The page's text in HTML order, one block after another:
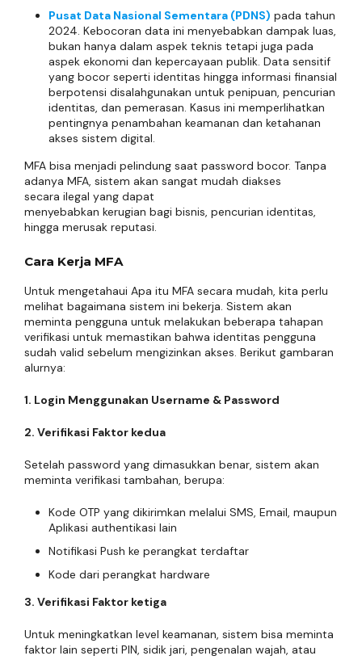
Pusat Data Nasional Sementara (PDNS) pada tahun
2024. Kebocoran data ini menyebabkan dampak luas,
bukan hanya dalam aspek teknis tetapi juga pada
aspek ekonomi dan kepercayaan publik. Data sensitif
yang bocor seperti identitas hingga informasi finansial
berpotensi disalahgunakan untuk penipuan, pencurian
identitas, dan pemerasan. Kasus ini memperlihatkan
pentingnya penambahan keamanan dan ketahanan
akses sistem digital.
MFA bisa menjadi pelindung saat password bocor. Tanpa
adanya MFA, sistem akan sangat mudah diakses
secara ilegal yang dapat
menyebabkan kerugian bagi bisnis, pencurian identitas,
hingga merusak reputasi.
Cara Kerja MFA
Untuk mengetahaui Apa itu MFA secara mudah, kita perlu
melihat bagaimana sistem ini bekerja. Sistem akan
meminta pengguna untuk melakukan beberapa tahapan
verifikasi untuk memastikan bahwa identitas pengguna
sudah valid sebelum mengizinkan akses. Berikut gambaran
alurnya:
1. Login Menggunakan Username & Password
2. Verifikasi Faktor kedua
Setelah password yang dimasukkan benar, sistem akan
meminta verifikasi tambahan, berupa:
Kode OTP yang dikirimkan melalui SMS, Email, maupun
Aplikasi authentikasi lain
Notifikasi Push ke perangkat terdaftar
Kode dari perangkat hardware
3. Verifikasi Faktor ketiga
Untuk meningkatkan level keamanan, sistem bisa meminta
faktor lain seperti PIN, sidik jari, pengenalan wajah, atau